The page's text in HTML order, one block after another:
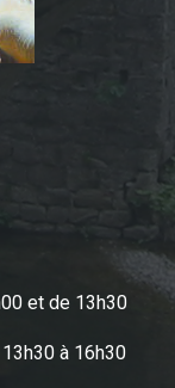
et de 13h30
à 16h30